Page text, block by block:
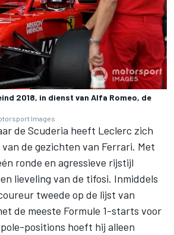
2018, in dienst van Alfa Romeo, de
Images
de Scuderia heeft Leclerc zich
de gezichten van Ferrari. Met
ronde en agressieve rijstijl
lieveling van de tifosi. Inmiddels
tweede op de lijst van
de meeste Formule 1-starts voor
positions hoeft hij alleen